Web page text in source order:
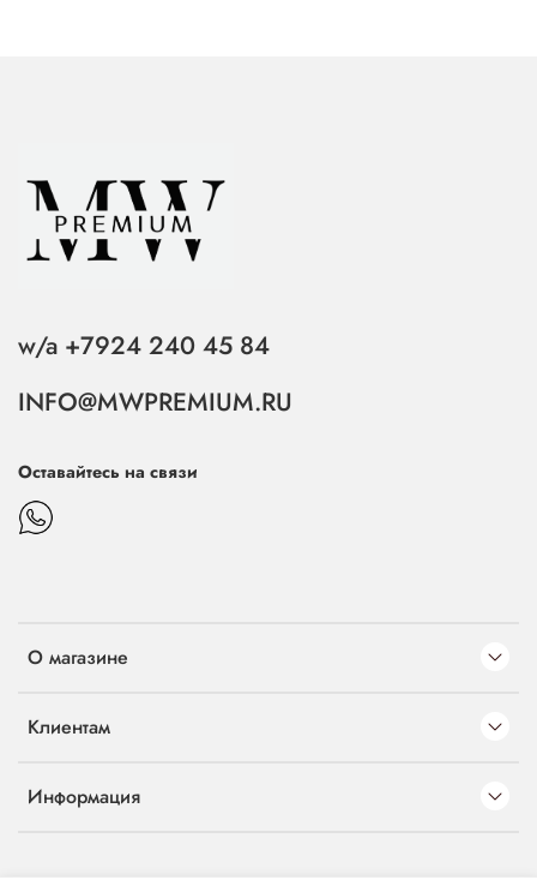
О магазине
Клиентам
Информация
w/a +7924 240 45 84
INFO@MWPREMIUM.RU
Оставайтесь на связи